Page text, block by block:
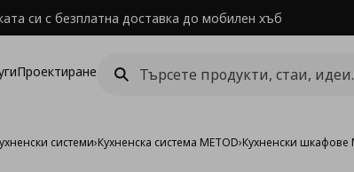
си с безплатна доставка до мобилен хъб
Проектиране
системи›Кухненска система METOD›Кухненски шкафове